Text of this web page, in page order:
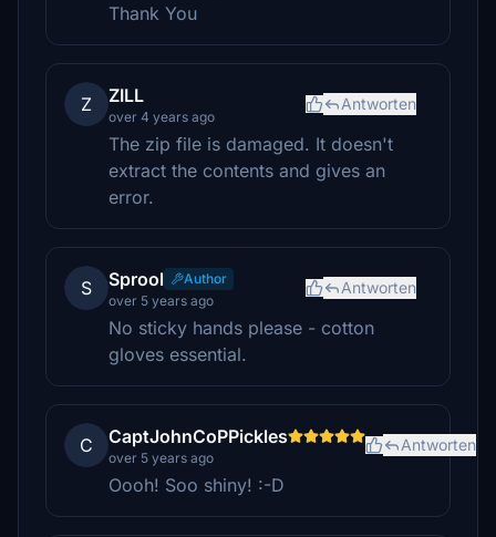
Thank You
Z ZILL
over 4 years ago
Antworten
The zip file is damaged. It doesn't
extract the contents and gives an
error.
S Sprool
Author
over 5 years ago
Antworten
No sticky hands please - cotton
gloves essential.
C CaptJohnCoPPickles
over 5 years ago
Antworten
Oooh! Soo shiny! :-D